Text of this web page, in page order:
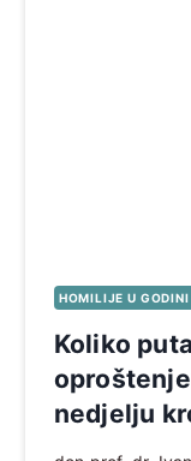
HOMILIJE U GODINI
Koliko
nedjelju